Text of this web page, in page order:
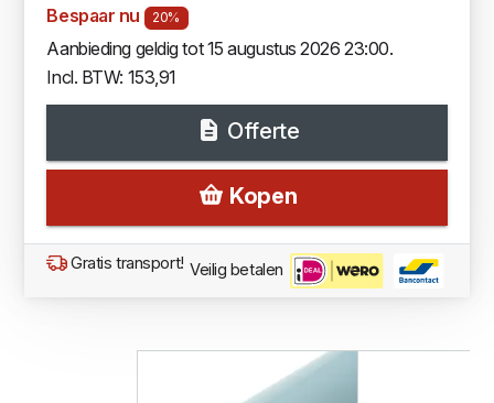
Bespaar nu 20%
Aanbieding geldig tot 15 augustus 2026 23:00.
Incl. BTW: 153,91
Offerte
Kopen
Gratis transport! Veilig betalen